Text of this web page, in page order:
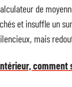
de
et insuffle un
mais
comment